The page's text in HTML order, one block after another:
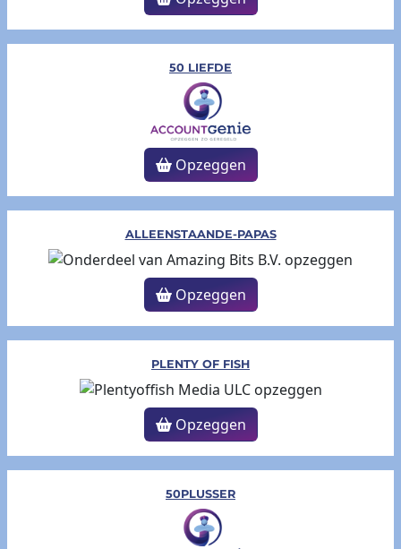
50 LIEFDE
Opzeggen
ALLEENSTAANDE-PAPAS
Opzeggen
PLENTY OF FISH
Opzeggen
50PLUSSER